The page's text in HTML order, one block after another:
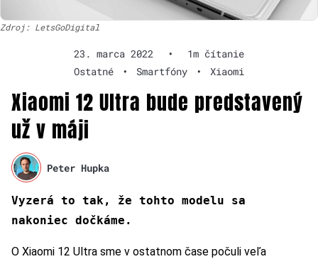
Zdroj: LetsGoDigital
23. marca 2022 •
1m čítanie
Ostatné
• Smartfóny • Xiaomi
Xiaomi 12 Ultra bude predstavený
už v máji
Peter Hupka
Vyzerá to tak, že tohto modelu sa
nakoniec dočkáme.
O Xiaomi 12 Ultra sme v ostatnom čase počuli veľa